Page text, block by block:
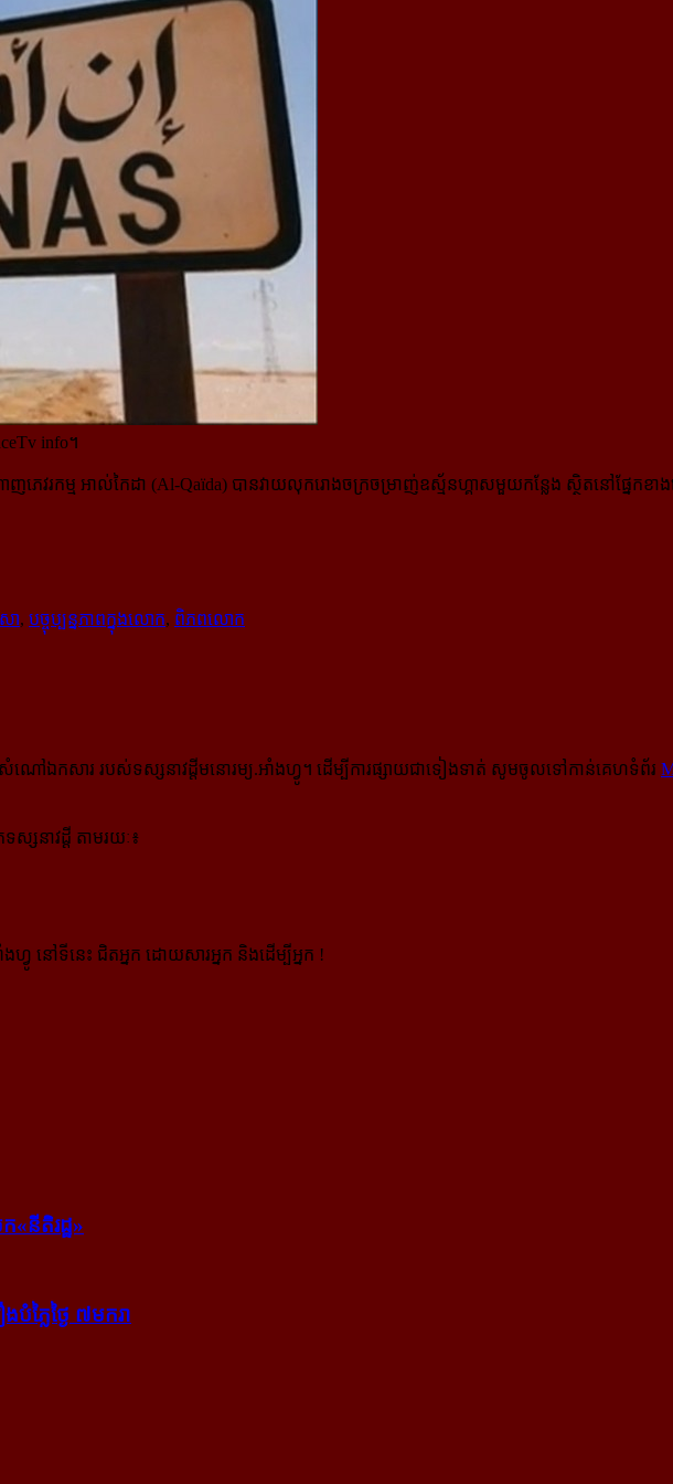
info។
ភេវរកម្ម អាល់កៃដា (Al-Qaïda) បានវាយលុករោងចក្រចម្រាញ់ឧស្ម័នហ្គាសមួយកន្លែង ស្ថិតនៅផ្នែកខ
ា, បច្ចុប្បន្នភាពក្នុងលោក, ពិភពលោក
ៅឯកសារ របស់ទស្សនាវដ្ដីមនោរម្យ.អាំងហ្វូ។ ដើម្បីការផ្សាយជាទៀងទាត់ សូមចូលទៅកាន់​គេហទំព័រ
សនាវដ្ដី តាមរយៈ៖
ហ្វូ នៅទីនេះ ជិតអ្នក ដោយសារអ្នក និងដើម្បីអ្នក !
​«នីតិរដ្ឋ»
ភ្លៃ​ថ្ងៃ ៧​មករា